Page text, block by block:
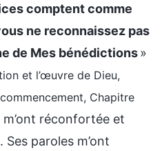
comptent comme
ne reconnaissez pas
de Mes bénédictions»
et l’œuvre de Dieu,
Chapitre
m’ont réconfortée et
paroles m’ont